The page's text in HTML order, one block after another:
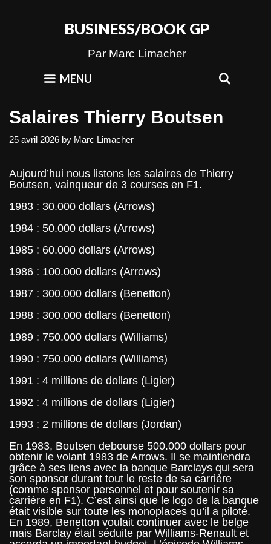
BUSINESS/BOOK GP
Par Marc Limacher
MENU
Salaires Thierry Boutsen
25 avril 2026 by Marc Limacher
Aujourd’hui nous listons les salaires de Thierry
Boutsen, vainqueur de 3 courses en F1.
1983 : 30.000 dollars (Arrows)
1984 : 50.000 dollars (Arrows)
1985 : 60.000 dollars (Arrows)
1986 : 100.000 dollars (Arrows)
1987 : 300.000 dollars (Benetton)
1988 : 300.000 dollars (Benetton)
1989 : 750.000 dollars (Williams)
1990 : 750.000 dollars (Williams)
1991 : 4 millions de dollars (Ligier)
1992 : 4 millions de dollars (Ligier)
1993 : 2 millions de dollars (Jordan)
En 1983, Boutsen debourse 500.000 dollars pour
obtenir le volant 1983 de Arrows. Il se maintiendra
grâce à ses liens avec la banque Barclays qui sera
son sponsor durant tout le reste de sa carrière
(comme sponsor personnel et pour soutenir sa
carrière en F1). C’est ainsi que le logo de la banque
était visible sur toute les monoplaces qu’il a piloté.
En 1989, Benetton voulait continuer avec le belge
mais Barclay était séduite par Williams-Renault et